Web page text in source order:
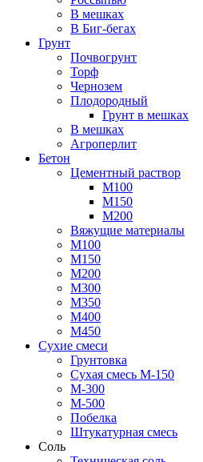
В мешках
В Биг-бегах
Грунт
Почвогрунт
Торф
Чернозем
Плодородный
Грунт в мешках
В мешках
Агроперлит
Бетон
Цементный раствор
М100
М150
М200
Вяжущие материалы
М100
М150
М200
М300
М350
М400
М450
Сухие смеси
Грунтовка
Сухая смесь М-150
М-300
М-500
Побелка
Штукатурная смесь
Соль